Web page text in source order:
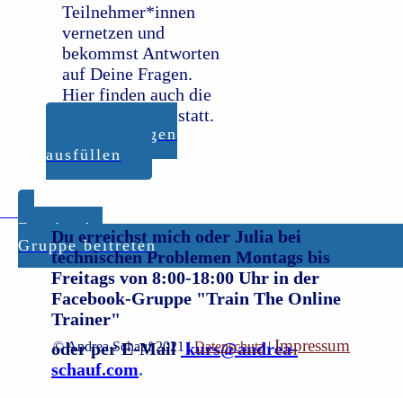
Teilnehmer*innen
vernetzen und
bekommst Antworten
auf Deine Fragen.
Hier finden auch die
Coaching Calls statt.
Fragebogen
ausfüllen
Facebook-
Gruppebeitreten
Du erreichst mich oder Julia bei
technischen Problemen Montags bis
Freitags von 8:00-18:00 Uhr in der
Facebook-Gruppe "Train The Online
Trainer"
oder per E-Mailkurs@andrea-
schauf.com.
© Andrea Schauf 2021 |Datenschutz| Impressum